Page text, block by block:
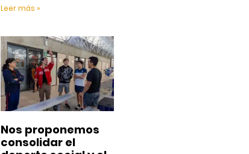
Leer más »
Nos proponemos
consolidar el